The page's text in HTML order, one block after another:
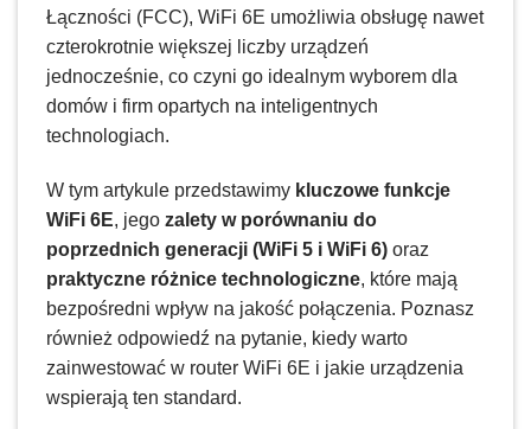
Łączności (FCC), WiFi 6E umożliwia obsługę nawet
czterokrotnie większej liczby urządzeń
jednocześnie, co czyni go idealnym wyborem dla
domów i firm opartych na inteligentnych
technologiach.
W tym artykule przedstawimy kluczowe funkcje
WiFi 6E, jegozalety w porównaniu do
poprzednich generacji (WiFi 5 i WiFi 6) oraz
praktyczne różnice technologiczne, które mają
bezpośredni wpływ na jakość połączenia. Poznasz
również odpowiedź na pytanie, kiedy warto
zainwestować w router WiFi 6E i jakie urządzenia
wspierają ten standard.